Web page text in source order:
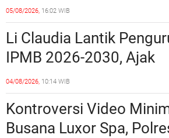
Penipuan Kavling Hingga
Miliaran Rupiah,
Polda Kepri Jalan di
Tempat?
05/08/2026, 16:02 WIB
Li Claudia Lantik
IPMB 2026-2030, Ajak
Perkuat Kerukunan dan
Sinergi dengan Pemko
Batam
04/08/2026, 10:14 WIB
Kontroversi Video
Busana Luxor Spa,